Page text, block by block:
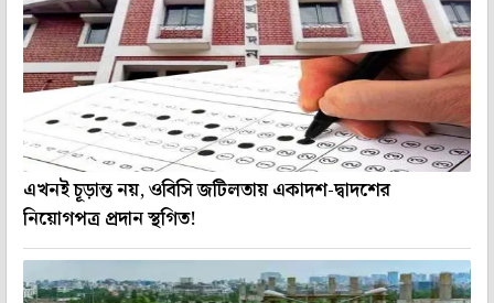
এখনই চূড়ান্ত নয়, ওবিসি জটিলতায় একাদশ-দ্বাদশের
নিয়োগপত্র প্রদান স্থগিত!